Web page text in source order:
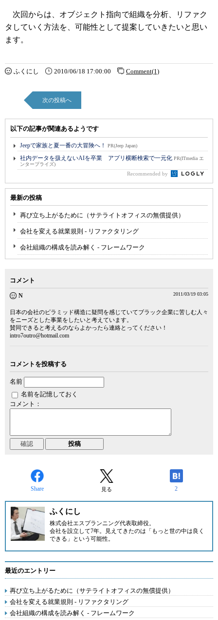
次回からは、オブジェクト指向で組織を分析、リファク
タしていく方法を、可能性として提案していきたいと思い
ます。
ふくにし 2010/06/18 17:00:00 Comment(1)
次の投稿へ
以下の記事が関連あるようです
Jeepで家族と夏一番の大冒険へ！ PR(Jeep Japan)
社内データを扱えないAIを卒業 アプリ横断検索で一元化 PR(ITmedia エ
ンタープライズ)
Recommended by
最新の投稿
再び立ち上がるために（サテライトオフィスの無償提供）
会社を変える就業規則 - リファクタリング
会社組織の構成を読み解く - フレームワーク
コメント
N 2011/03/19 03:05
日本の会社のピラミッド構造に疑問を感じていてブラック企業に苦しむ人々
をニーズとした事業をしたいと考えています。
賛同できると考えるのならよかったら連絡とってください！
intro7outro@hotmail.com
コメントを投稿する
名前
名前を記憶しておく
コメント：
Share 見る 2
ふくにし
株式会社エスプランニング代表取締役。
会社を設立して7年。見えてきたのは「もっと世の中は良く
できる」という可能性。
最近のエントリー
再び立ち上がるために（サテライトオフィスの無償提供）
会社を変える就業規則 - リファクタリング
会社組織の構成を読み解く - フレームワーク